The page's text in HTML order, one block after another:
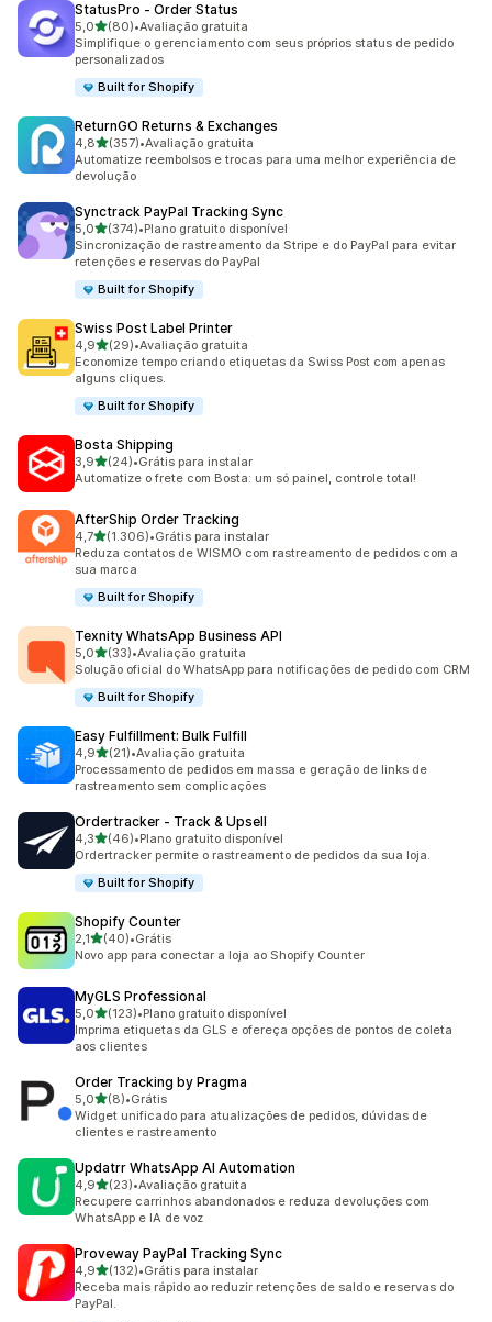
StatusPro ‑ Order Status
5,0de 5 estrelas
(80)
80 avaliações ao todo
•Avaliação gratuita
Simplifique o gerenciamento com seus próprios status de pedido
personalizados
Built for Shopify
ReturnGO Returns & Exchanges
4,8de 5 estrelas
(357)
357 avaliações ao todo
•Avaliação gratuita
Automatize reembolsos e trocas para uma melhor experiência de
devolução
Synctrack PayPal Tracking Sync
5,0de 5 estrelas
(374)
374 avaliações ao todo
•Plano gratuito disponível
Sincronização de rastreamento da Stripe e do PayPal para evitar
retenções e reservas do PayPal
Built for Shopify
Swiss Post Label Printer
4,9de 5 estrelas
(29)
29 avaliações ao todo
•Avaliação gratuita
Economize tempo criando etiquetas da Swiss Post com apenas
alguns cliques.
Built for Shopify
Bosta Shipping
3,9de 5 estrelas
(24)
24 avaliações ao todo
•Grátis para instalar
Automatize o frete com Bosta: um só painel, controle total!
AfterShip Order Tracking
4,7de 5 estrelas
(1.306)
1306 avaliações ao todo
•Grátis para instalar
Reduza contatos de WISMO com rastreamento de pedidos com a
sua marca
Built for Shopify
Texnity WhatsApp Business API
5,0de 5 estrelas
(33)
33 avaliações ao todo
•Avaliação gratuita
Solução oficial do WhatsApp para notificações de pedido com CRM
Built for Shopify
Easy Fulfillment: Bulk Fulfill
4,9de 5 estrelas
(21)
21 avaliações ao todo
•Avaliação gratuita
Processamento de pedidos em massa e geração de links de
rastreamento sem complicações
Ordertracker ‑ Track & Upsell
4,3de 5 estrelas
(46)
46 avaliações ao todo
•Plano gratuito disponível
Ordertracker permite o rastreamento de pedidos da sua loja.
Built for Shopify
Shopify Counter
2,1de 5 estrelas
(40)
40 avaliações ao todo
•Grátis
Novo app para conectar a loja ao Shopify Counter
MyGLS Professional
5,0de 5 estrelas
(123)
123 avaliações ao todo
•Plano gratuito disponível
Imprima etiquetas da GLS e ofereça opções de pontos de coleta
aos clientes
Order Tracking by Pragma
5,0de 5 estrelas
(8)
8 avaliações ao todo
•Grátis
Widget unificado para atualizações de pedidos, dúvidas de
clientes e rastreamento
Updatrr WhatsApp AI Automation
4,9de 5 estrelas
(23)
23 avaliações ao todo
•Avaliação gratuita
Recupere carrinhos abandonados e reduza devoluções com
WhatsApp e IA de voz
Proveway PayPal Tracking Sync
4,9de 5 estrelas
(132)
132 avaliações ao todo
•Grátis para instalar
Receba mais rápido ao reduzir retenções de saldo e reservas do
PayPal.